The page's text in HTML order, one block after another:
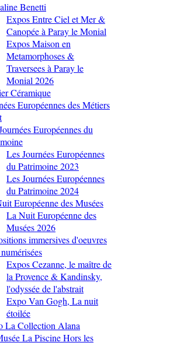
Benetti
Expos Entre Ciel et Mer &
Canopée à Paray le Monial
Expos Maison en
Metamorphoses &
Traversees à Paray le
Monial 2026
Céramique
Européennes des Métiers
Européennes du
Les Journées Européennes
du Patrimoine 2023
Les Journées Européennes
du Patrimoine 2024
Européenne des Musées
La Nuit Européenne des
Musées 2026
immersives d'oeuvres
Expos Cezanne, le maître de
la Provence & Kandinsky,
l'odyssée de l'abstrait
Expo Van Gogh, La nuit
étoilée
La Collection Alana
La Piscine Hors les